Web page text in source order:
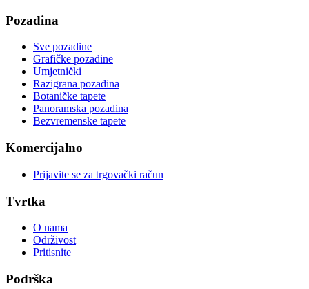
Pozadina
Sve pozadine
Grafičke pozadine
Umjetnički
Razigrana pozadina
Botaničke tapete
Panoramska pozadina
Bezvremenske tapete
Komercijalno
Prijavite se za trgovački račun
Tvrtka
O nama
Održivost
Pritisnite
Podrška